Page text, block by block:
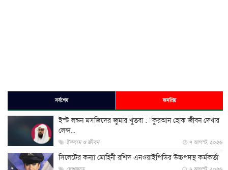
সর্বশেষ জনপ্রিয়
ইস্ট লন্ডন মসজিদের জুমার খুতবা : “কুরআন হোক জীবন দেখার
লেন্স...
ইসলাম ও জীবন ৭ আগস্ট, ২০২৬
সিলেটের কন্যা মোহিনী রশিদ এনওয়াইপিডির উচ্চপদস্থ কর্মকর্তা